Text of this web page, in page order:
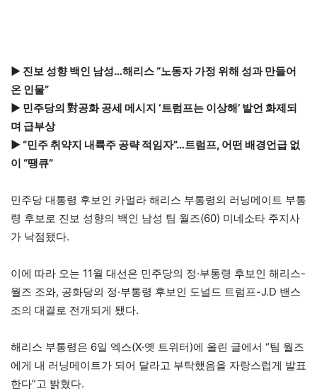
▶ 진보 성향 백인 남성…해리스 “노동자 가정 위해 성과 만들어
온 인물”
▶ 민주당의 對공화 공세 메시지 ‘트럼프는 이상해’ 발언 화제되
며 급부상
▶ “민주 취약지 내륙주 공략 적임자”…트럼프, 어떤 배경언급 없
이 “땡큐”
민주당 대통령 후보인 카멀라 해리스 부통령의 러닝메이트 부통
령 후보로 진보 성향의 백인 남성 팀 월즈(60) 미네소타 주지사
가 낙점됐다.
이에 따라 오는 11월 대선은 민주당의 정·부통령 후보인 해리스-
월즈 조와, 공화당의 정·부통령 후보인 도널드 트럼프-J.D 밴스
조의 대결로 전개되게 됐다.
해리스 부통령은 6일 엑스(X·옛 트위터)에 올린 글에서 “팀 월즈
에게 내 러닝메이트가 되어 달라고 부탁했음을 자랑스럽게 발표
한다”고 밝혔다.